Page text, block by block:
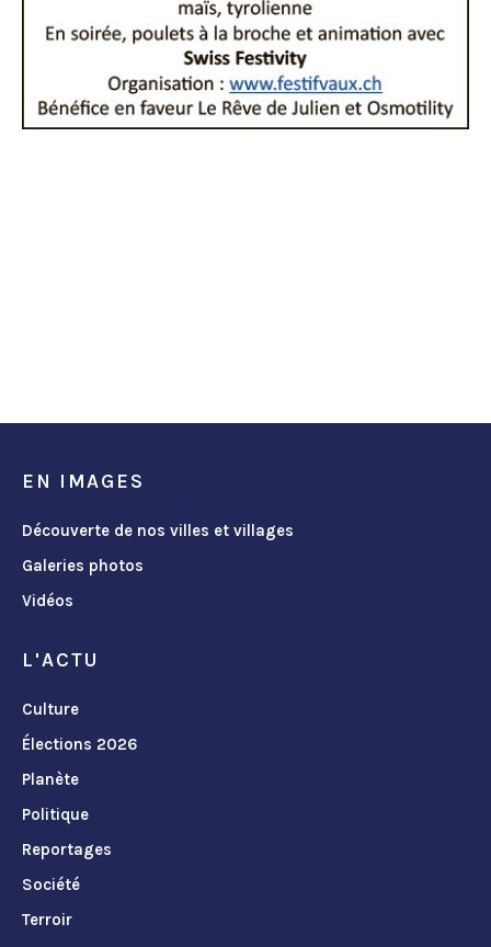
EN IMAGES
Découverte de nos villes et villages
Galeries photos
Vidéos
L'ACTU
Culture
Élections 2026
Planète
Politique
Reportages
Société
Terroir